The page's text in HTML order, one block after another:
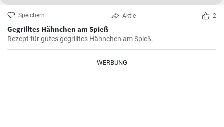
Speichern Aktie 2
Gegrilltes Hähnchen am Spieß
Rezept für gutes gegrilltes Hähnchen am Spieß.
WERBUNG